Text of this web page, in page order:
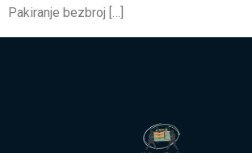
Pakiranje bezbroj […]